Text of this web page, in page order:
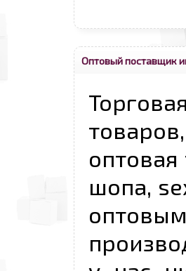
Оптовый поставщик
шопа,